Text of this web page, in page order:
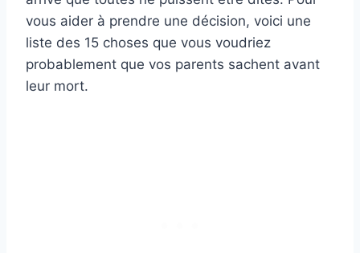
vous aider à prendre une décision, voici une
liste des 15 choses que vous voudriez
probablement que vos parents sachent avant
leur mort.